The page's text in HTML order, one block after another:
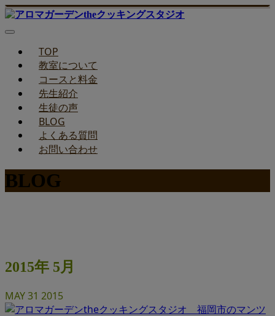
TOP
教室について
コースと料金
先生紹介
生徒の声
BLOG
よくある質問
お問い合わせ
BLOG
2015年 5月
MAY31 2015